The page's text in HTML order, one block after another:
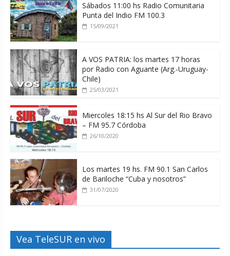
Sábados 11:00 hs Radio Comunitaria
Punta del Indio FM 100.3
15/09/2021
A VOS PATRIA: los martes 17 horas
por Radio con Aguante (Arg.-Uruguay-
Chile)
25/03/2021
Miercoles 18:15 hs Al Sur del Rio Bravo
– FM 95.7 Córdoba
26/10/2020
Los martes 19 hs. FM 90.1 San Carlos
de Bariloche “Cuba y nosotros”
31/07/2020
Vea TeleSUR en vivo